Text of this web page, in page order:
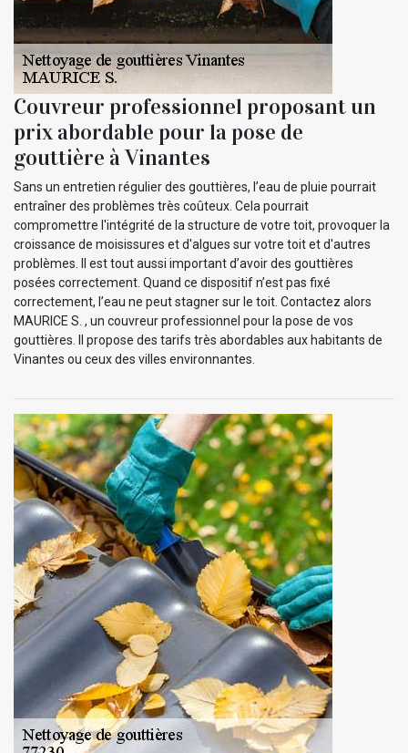
Couvreur professionnel proposant un
prix abordable pour la pose de
gouttière à Vinantes
Sans un entretien régulier des gouttières, l’eau de pluie pourrait
entraîner des problèmes très coûteux. Cela pourrait
compromettre l'intégrité de la structure de votre toit, provoquer la
croissance de moisissures et d'algues sur votre toit et d'autres
problèmes. Il est tout aussi important d’avoir des gouttières
posées correctement. Quand ce dispositif n’est pas fixé
correctement, l’eau ne peut stagner sur le toit. Contactez alors
MAURICE S. , un couvreur professionnel pour la pose de vos
gouttières. Il propose des tarifs très abordables aux habitants de
Vinantes ou ceux des villes environnantes.